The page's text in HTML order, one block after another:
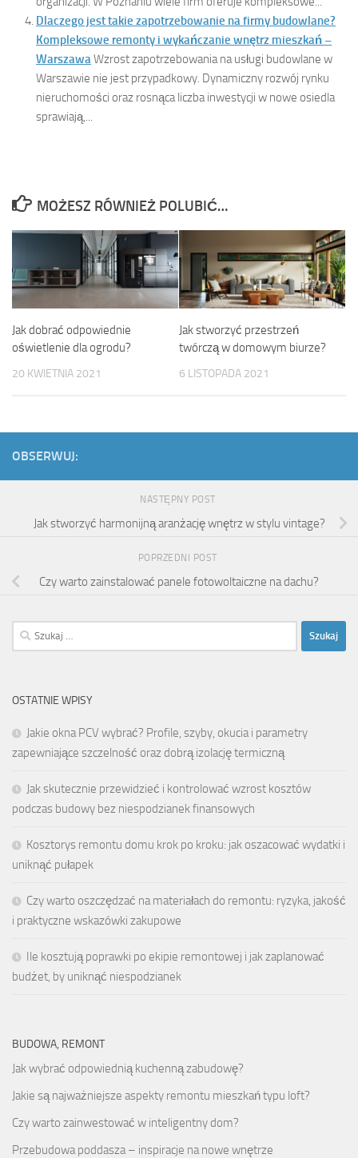
Dlaczego jest takie zapotrzebowanie na firmy budowlane?
Kompleksowe remonty i wykańczanie wnętrz mieszkań –
WarszawaWzrost zapotrzebowania na usługi budowlane w
Warszawie nie jest przypadkowy. Dynamiczny rozwój rynku
nieruchomości oraz rosnąca liczba inwestycji w nowe osiedla
sprawiają,...
MOŻESZ RÓWNIEŻ POLUBIĆ…
Jak dobrać odpowiednie
oświetlenie dla ogrodu?
20 KWIETNIA 2021
Jak stworzyć przestrzeń
twórczą w domowym biurze?
6 LISTOPADA 2021
OBSERWUJ:
NASTĘPNY POST
Jak stworzyć harmonijną aranżację wnętrz w stylu vintage?
POPRZEDNI POST
Czy warto zainstalować panele fotowoltaiczne na dachu?
Szukaj:
OSTATNIE WPISY
Jakie okna PCV wybrać? Profile, szyby, okucia i parametry
zapewniające szczelność oraz dobrą izolację termiczną
Jak skutecznie przewidzieć i kontrolować wzrost kosztów
podczas budowy bez niespodzianek finansowych
Kosztorys remontu domu krok po kroku: jak oszacować wydatki i
uniknąć pułapek
Czy warto oszczędzać na materiałach do remontu: ryzyka, jakość
i praktyczne wskazówki zakupowe
Ile kosztują poprawki po ekipie remontowej i jak zaplanować
budżet, by uniknąć niespodzianek
BUDOWA, REMONT
Jak wybrać odpowiednią kuchenną zabudowę?
Jakie są najważniejsze aspekty remontu mieszkań typu loft?
Czy warto zainwestować w inteligentny dom?
Przebudowa poddasza – inspiracje na nowe wnętrze